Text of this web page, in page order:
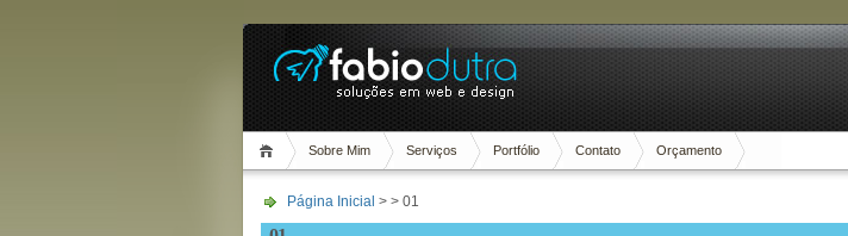
Sobre Mim Serviços Portfólio Contato Orçamento
Página Inicial > > 01